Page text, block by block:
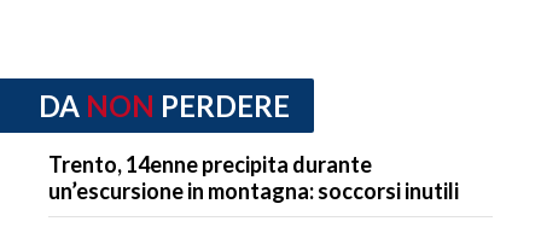
DA NON PERDERE
Trento, 14enne precipita durante
un’escursione in montagna: soccorsi inutili